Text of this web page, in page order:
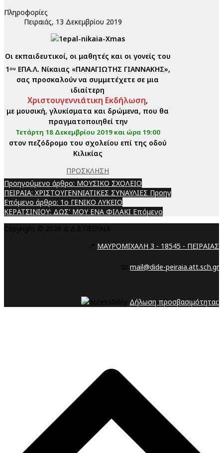
Πληροφορίες
Πειραιάς, 13 Δεκεμβρίου 2019
Οι εκπαιδευτικοί, οι μαθητές και οι γονείς του
1ου ΕΠΑ.Λ. Νίκαιας «ΠΑΝΑΓΙΩΤΗΣ ΓΙΑΝΝΑΚΗΣ»,
σας προσκαλούν να συμμετέχετε σε μια
ιδιαίτερη
Χριστουγεννιάτικη Εκδήλωση,
με μουσική, γλυκίσματα και δρώμενα, που θα
πραγματοποιηθεί την
Τετάρτη 18 Δεκεμβρίου 2019 και ώρα 19:00
στον πεζόδρομο του σχολείου επί της οδού
Κιλικίας
ΠΡΟΣΚΛΗΣΗ
Προηγούμενο άρθρο: ΜΟΥΣΙΚΟ ΣΧΟΛΕΙΟ
ΠΕΙΡΑΙΑ: ΧΡΙΣΤΟΥΓΕΝΝΙΑΤΙΚΕΣ ΣΥΝΑΥΛΙΕΣ Προηγ
Επόμενο άρθρο: 1ο ΓΕΝΙΚΟ ΛΥΚΕΙΟ
ΚΕΡΑΤΣΙΝΙΟΥ: ΔΩΣ' ΜΟΥ ΕΝΑ ΦΙΛΑΚΙ Επόμενο
Copyright © 2026 Δ.Δ.Ε ΠΕΙΡΑΙΑ
📍 ΜΑΥΡΟΜΙΧΑΛΗ 3 - 18545 - ΠΕΙΡΑΙΑΣ
📧 mail@dide-peiraia.att.sch.gr
Δήλωση προσβασιμότητας